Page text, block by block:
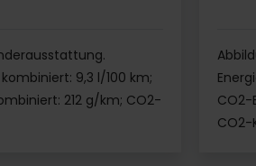
9,3 l/100 km;
212 g/km; CO2-
CO2-
CO2-